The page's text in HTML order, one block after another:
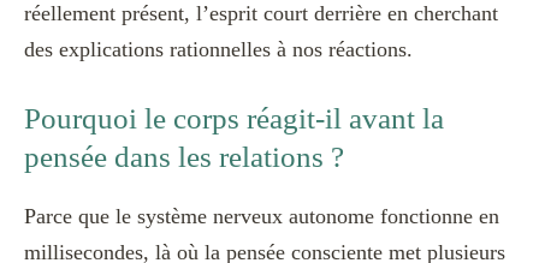
réellement présent, l’esprit court derrière en cherchant
des explications rationnelles à nos réactions.
Pourquoi le corps réagit-il avant la
pensée dans les relations ?
Parce que le système nerveux autonome fonctionne en
millisecondes, là où la pensée consciente met plusieurs